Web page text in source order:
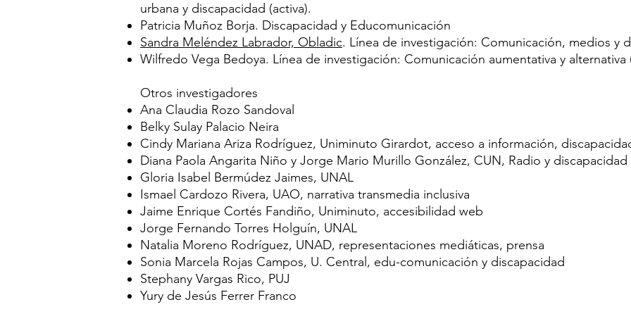
urbana y discapacidad (activa).
Patricia Muñoz Borja. Discapacidad y Educomunicación
Sandra Meléndez Labrador, Obladic. Línea de investigación: Comunicación, medios y
Wilfredo Vega Bedoya. Línea de investigación: Comunicación aumentativa y alternativa
Otros investigadores
Ana Claudia Rozo Sandoval
Belky Sulay Palacio Neira
Cindy Mariana Ariza Rodríguez, Uniminuto Girardot, acceso a información,
Diana Paola Angarita Niño y Jorge Mario Murillo González, CUN, Radio y discapacidad
Gloria Isabel Bermúdez Jaimes, UNAL
Ismael Cardozo Rivera, UAO, narrativa transmedia inclusiva
Jaime Enrique Cortés Fandiño, Uniminuto, accesibilidad web
Jorge Fernando Torres Holguín, UNAL
Natalia Moreno Rodríguez, UNAD, representaciones mediáticas, prensa
Sonia Marcela Rojas Campos, U. Central, edu-comunicación y discapacidad
Stephany Vargas Rico, PUJ
Yury de Jesús Ferrer Franco